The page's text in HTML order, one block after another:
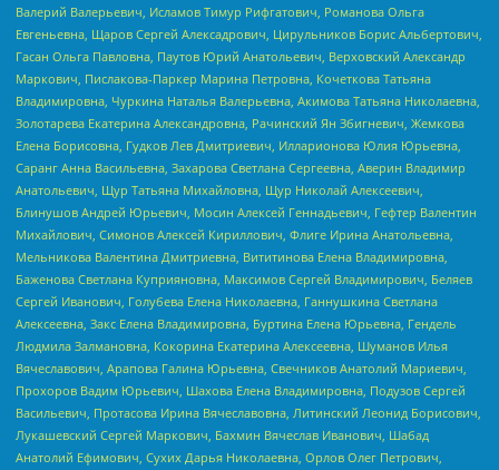
Валерий Валерьевич, Исламов Тимур Рифгатович, Романова Ольга
Евгеньевна, Щаров Сергей Алексадрович, Цирульников Борис Альбертович,
Гасан Ольга Павловна, Паутов Юрий Анатольевич, Верховский Александр
Маркович, Пислакова-Паркер Марина Петровна, Кочеткова Татьяна
Владимировна, Чуркина Наталья Валерьевна, Акимова Татьяна Николаевна,
Золотарева Екатерина Александровна, Рачинский Ян Збигневич, Жемкова
Елена Борисовна, Гудков Лев Дмитриевич, Илларионова Юлия Юрьевна,
Саранг Анна Васильевна, Захарова Светлана Сергеевна, Аверин Владимир
Анатольевич, Щур Татьяна Михайловна, Щур Николай Алексеевич,
Блинушов Андрей Юрьевич, Мосин Алексей Геннадьевич, Гефтер Валентин
Михайлович, Симонов Алексей Кириллович, Флиге Ирина Анатольевна,
Мельникова Валентина Дмитриевна, Вититинова Елена Владимировна,
Баженова Светлана Куприяновна, Максимов Сергей Владимирович, Беляев
Сергей Иванович, Голубева Елена Николаевна, Ганнушкина Светлана
Алексеевна, Закс Елена Владимировна, Буртина Елена Юрьевна, Гендель
Людмила Залмановна, Кокорина Екатерина Алексеевна, Шуманов Илья
Вячеславович, Арапова Галина Юрьевна, Свечников Анатолий Мариевич,
Прохоров Вадим Юрьевич, Шахова Елена Владимировна, Подузов Сергей
Васильевич, Протасова Ирина Вячеславовна, Литинский Леонид Борисович,
Лукашевский Сергей Маркович, Бахмин Вячеслав Иванович, Шабад
Анатолий Ефимович, Сухих Дарья Николаевна, Орлов Олег Петрович,